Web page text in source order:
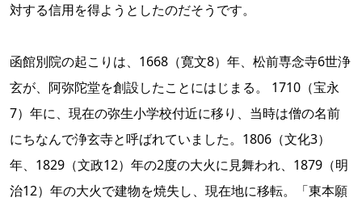
対する信用を得ようとしたのだそうです。
函館別院の起こりは、1668（寛文8）年、松前専念寺6世浄
玄が、阿弥陀堂を創設したことにはじまる。 1710（宝永
7）年に、現在の弥生小学校付近に移り、当時は僧の名前
にちなんで浄玄寺と呼ばれていました。1806（文化3）
年、1829（文政12）年の2度の大火に見舞われ、1879（明
治12）年の大火で建物を焼失し、現在地に移転。「東本願